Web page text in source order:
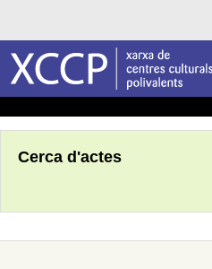
Cerca d'actes